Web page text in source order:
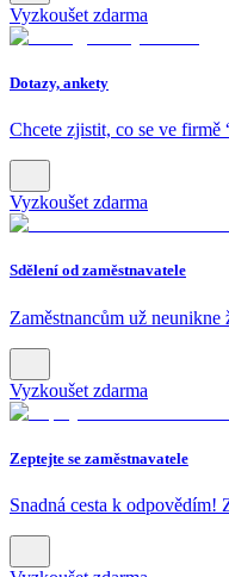
Vyzkoušet zdarma
Dotazy, ankety
Chcete zjistit, co se ve firmě
Vyzkoušet zdarma
Sdělení od zaměstnavatele
Zaměstnancům už
Vyzkoušet zdarma
Zeptejte se zaměstnavatele
Snadná cesta k odpovědím!